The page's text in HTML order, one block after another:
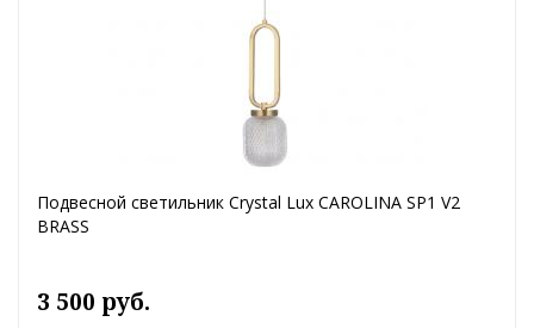
Подвесной светильник Crystal Lux CAROLINA SP1 V2
BRASS
3 500 руб.